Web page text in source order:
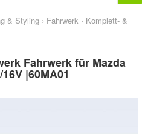
& Styling › Fahrwerk › Komplett- &
Fahrwerk für Mazda
|60MA01